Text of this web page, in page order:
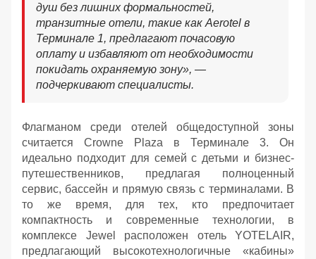
душ без лишних формальностей,
транзитные отели, такие как Aerotel в
Терминале 1, предлагают почасовую
оплату и избавляют от необходимости
покидать охраняемую зону», —
подчеркивают специалисты.
Флагманом среди отелей общедоступной зоны
считается Crowne Plaza в Терминале 3. Он
идеально подходит для семей с детьми и бизнес-
путешественников, предлагая полноценный
сервис, бассейн и прямую связь с терминалами. В
то же время, для тех, кто предпочитает
компактность и современные технологии, в
комплексе Jewel расположен отель YOTELAIR,
предлагающий высокотехнологичные «кабины»